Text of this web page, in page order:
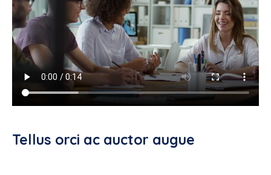
Tellus orci ac auctor augue